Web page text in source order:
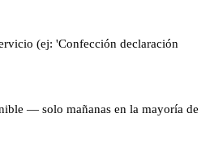
(ej: 'Confección declaración
— solo mañanas en la mayoría de